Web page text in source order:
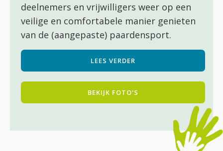
deelnemers en vrijwilligers weer op een
veilige en comfortabele manier genieten
van de (aangepaste) paardensport.
LEES VERDER
BEKIJK FOTO'S